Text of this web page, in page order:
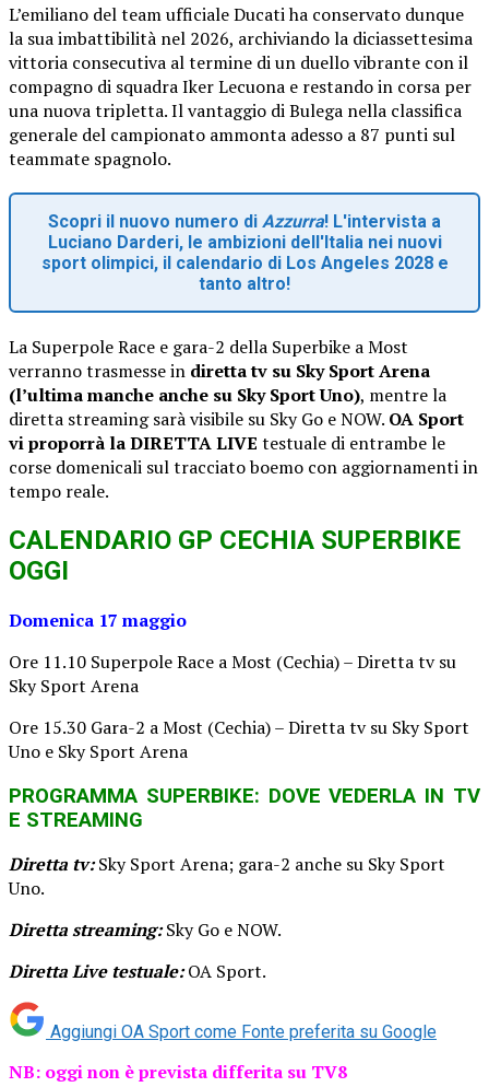
L’emiliano del team ufficiale Ducati ha conservato dunque
la sua imbattibilità nel 2026, archiviando la diciassettesima
vittoria consecutiva al termine di un duello vibrante con il
compagno di squadra Iker Lecuona e restando in corsa per
una nuova tripletta. Il vantaggio di Bulega nella classifica
generale del campionato ammonta adesso a 87 punti sul
teammate spagnolo.
Scopri il nuovo numero di Azzurra! L'intervista a
Luciano Darderi, le ambizioni dell'Italia nei nuovi
sport olimpici, il calendario di Los Angeles 2028 e
tanto altro!
La Superpole Race e gara-2 della Superbike a Most
verranno trasmesse in diretta tv su Sky Sport Arena
(l’ultima manche anche su Sky Sport Uno), mentre la
diretta streaming sarà visibile su Sky Go e NOW. OA Sport
vi proporrà la DIRETTA LIVE testuale di entrambe le
corse domenicali sul tracciato boemo con aggiornamenti in
tempo reale.
CALENDARIO GP CECHIA SUPERBIKE
OGGI
Domenica 17 maggio
Ore 11.10 Superpole Race a Most (Cechia) – Diretta tv su
Sky Sport Arena
Ore 15.30 Gara-2 a Most (Cechia) – Diretta tv su Sky Sport
Uno e Sky Sport Arena
PROGRAMMA SUPERBIKE: DOVE VEDERLA IN TV
E STREAMING
Diretta tv:Sky Sport Arena; gara-2 anche su Sky Sport
Uno.
Diretta streaming:Sky Go e NOW.
Diretta Live testuale:OA Sport.
Aggiungi OA Sport come Fonte preferita su Google
NB: oggi non è prevista differita su TV8